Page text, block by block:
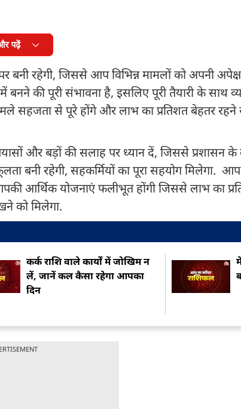
पढ़ें
बनी रहेगी, जिससे आप विभिन्न मामलों को अपनी
की पूरी संभावना है, इसलिए पूरी तैयारी के साथ
सहजता से पूरे होंगे और लाभ का प्रतिशत बेहतर
और बड़ों की सलाह पर ध्यान दें, जिससे प्रशासन के
बनी रहेगी, सहकर्मियों का पूरा सहयोग मिलेगा.
आर्थिक योजनाएं फलीभूत होंगी जिससे लाभ का
को मिलेगा.
कर्क राशि वाले कार्यों में जोखिम न
लें, जानें कल कैसा रहेगा आपका
दिन